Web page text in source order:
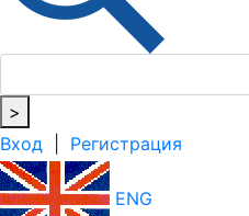
>
Вход
Регистрация
ENG